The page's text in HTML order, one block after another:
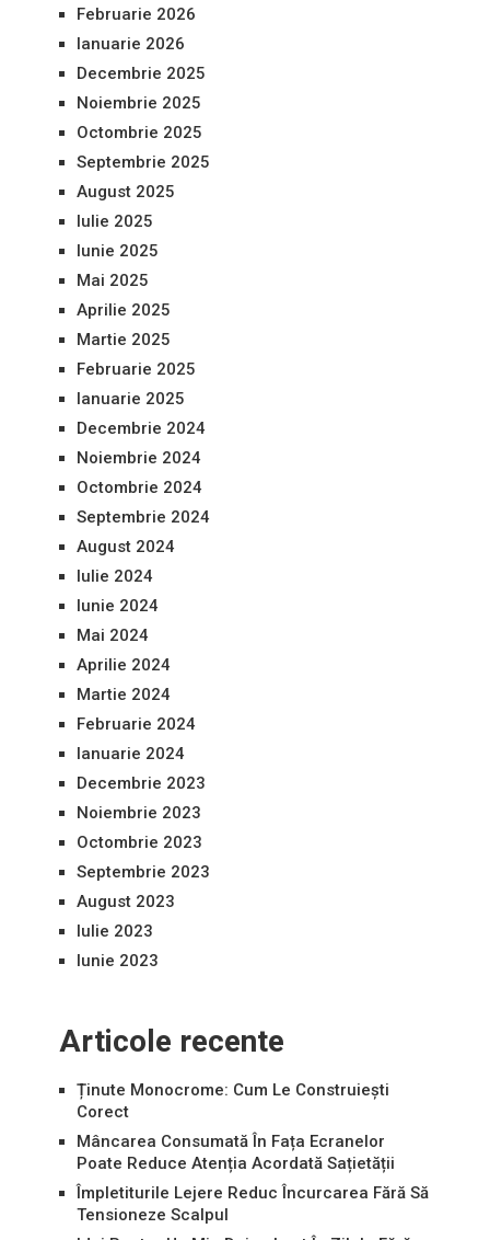
Februarie 2026
Ianuarie 2026
Decembrie 2025
Noiembrie 2025
Octombrie 2025
Septembrie 2025
August 2025
Iulie 2025
Iunie 2025
Mai 2025
Aprilie 2025
Martie 2025
Februarie 2025
Ianuarie 2025
Decembrie 2024
Noiembrie 2024
Octombrie 2024
Septembrie 2024
August 2024
Iulie 2024
Iunie 2024
Mai 2024
Aprilie 2024
Martie 2024
Februarie 2024
Ianuarie 2024
Decembrie 2023
Noiembrie 2023
Octombrie 2023
Septembrie 2023
August 2023
Iulie 2023
Iunie 2023
Articole recente
Ținute Monocrome: Cum Le Construiești
Corect
Mâncarea Consumată În Fața Ecranelor
Poate Reduce Atenția Acordată Sațietății
Împletiturile Lejere Reduc Încurcarea Fără Să
Tensioneze Scalpul